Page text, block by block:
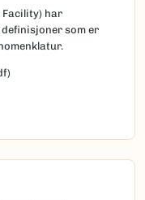
Facility) har
som er